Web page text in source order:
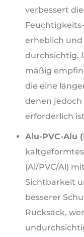
verbessert die
erheblich
durchsichtig.
mäßig
die eine
denen jedoch
erforderlich
Alu-PVC-Alu
(Al/PVC/Al)
Sichtbarkeit
besserer
Rucksack,